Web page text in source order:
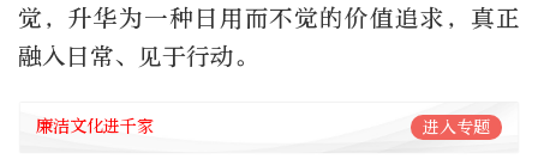
觉，升华为一种日用而不觉的价值追求，真正
融入日常、见于行动。
廉洁文化进千家 进入专题